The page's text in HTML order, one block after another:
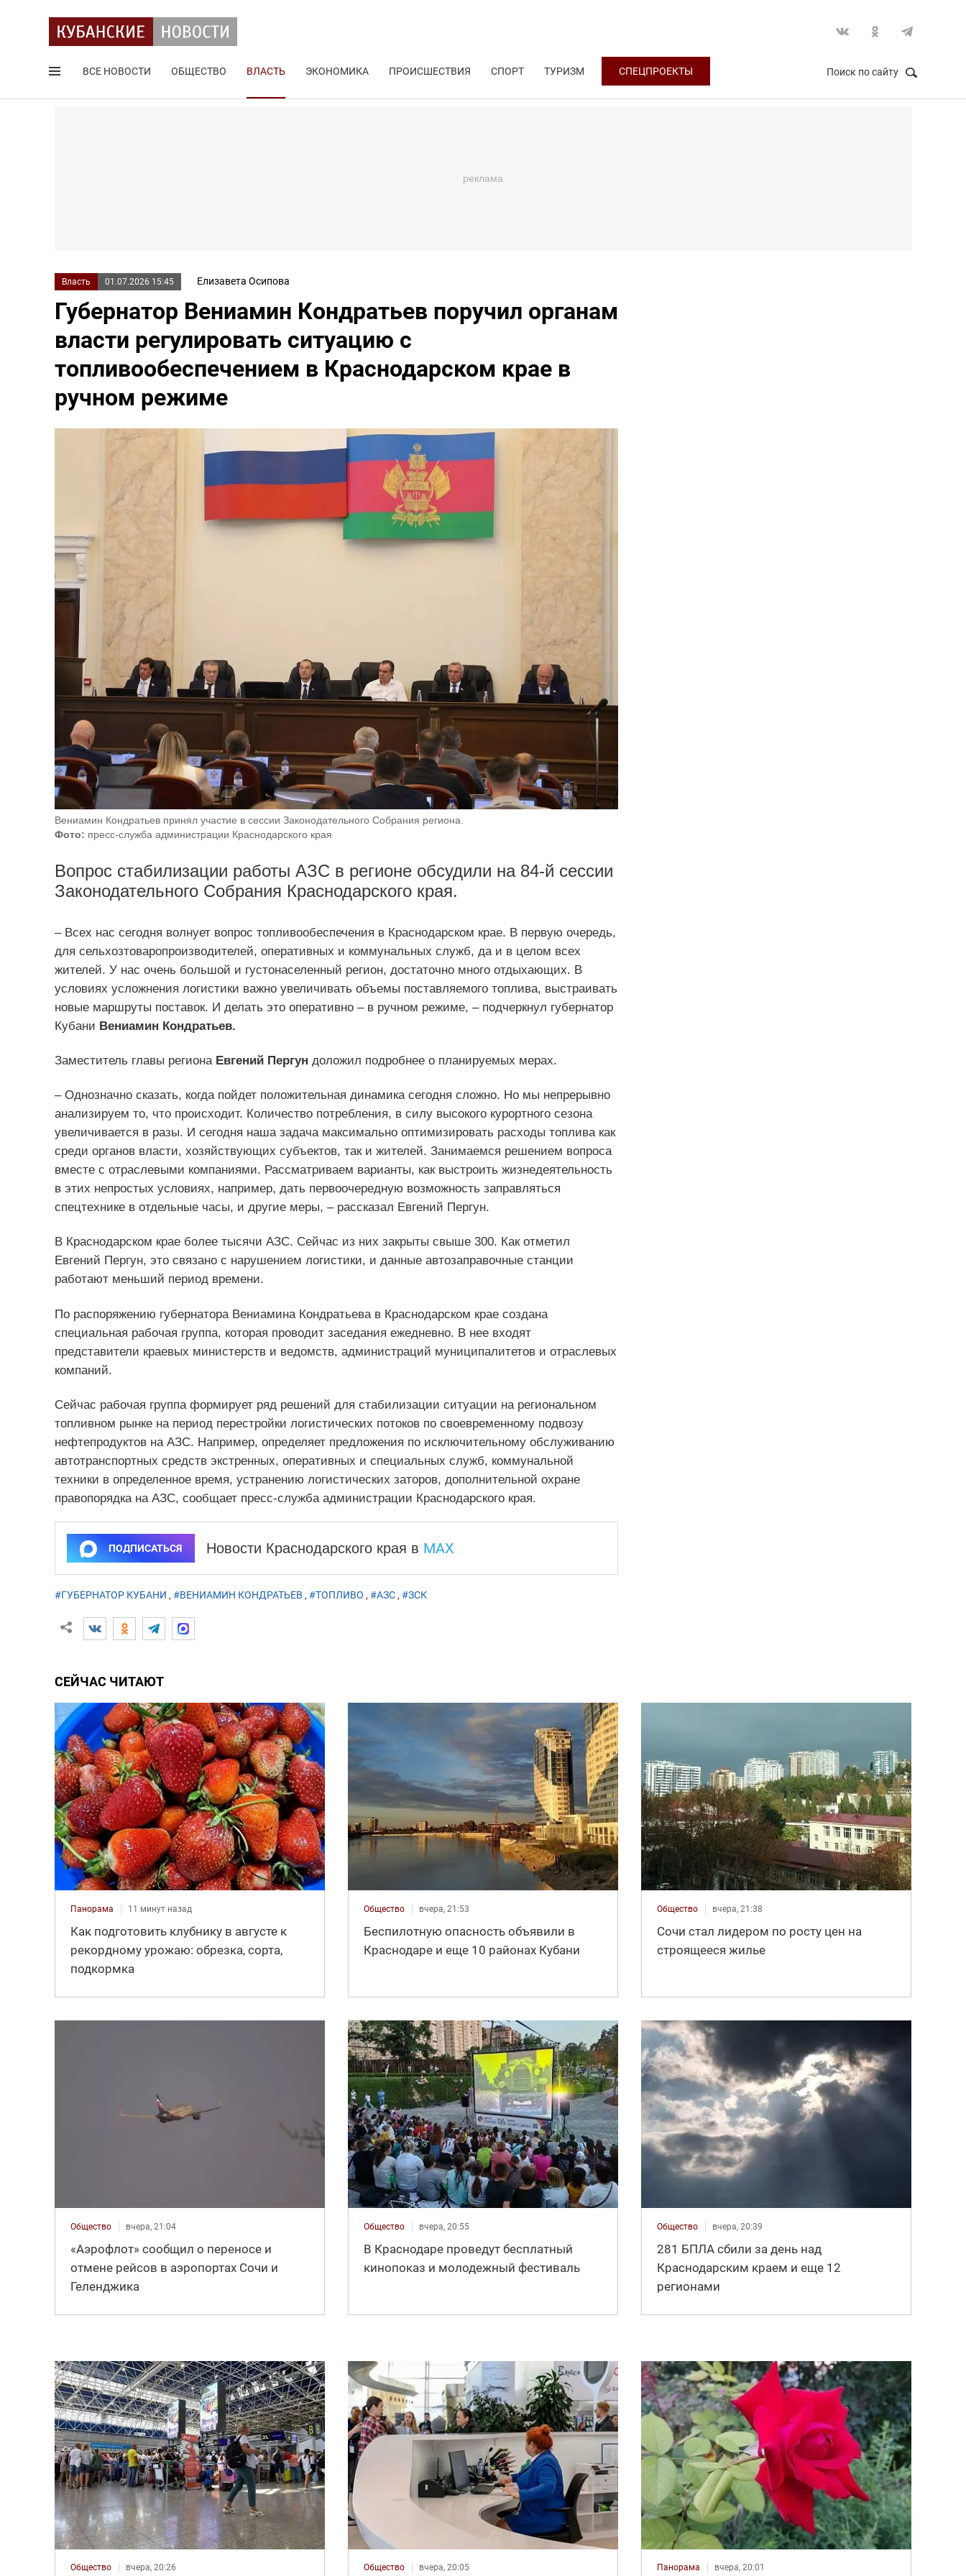
ВСЕ НОВОСТИ ОБЩЕСТВО ВЛАСТЬ ЭКОНОМИКА ПРОИСШЕСТВИЯ СПОРТ ТУРИЗМ СПЕЦПРОЕКТЫ Поиск по сайту
Власть 01.07.2026 15:45 Елизавета Осипова
Губернатор Вениамин Кондратьев поручил органам
власти регулировать ситуацию с
топливообеспечением в Краснодарском крае в
ручном режиме
Вениамин Кондратьев принял участие в сессии Законодательного Собрания региона.
Фото: пресс-служба администрации Краснодарского края
Вопрос стабилизации работы АЗС в регионе обсудили на 84-й сессии
Законодательного Собрания Краснодарского края.
– Всех нас сегодня волнует вопрос топливообеспечения в Краснодарском крае. В первую очередь,
для сельхозтоваропроизводителей, оперативных и коммунальных служб, да и в целом всех
жителей. У нас очень большой и густонаселенный регион, достаточно много отдыхающих. В
условиях усложнения логистики важно увеличивать объемы поставляемого топлива, выстраивать
новые маршруты поставок. И делать это оперативно – в ручном режиме, – подчеркнул губернатор
Кубани Вениамин Кондратьев.
Заместитель главы регионаЕвгений Пергун доложил подробнее о планируемых мерах.
– Однозначно сказать, когда пойдет положительная динамика сегодня сложно. Но мы непрерывно
анализируем то, что происходит. Количество потребления, в силу высокого курортного сезона
увеличивается в разы. И сегодня наша задача максимально оптимизировать расходы топлива как
среди органов власти, хозяйствующих субъектов, так и жителей. Занимаемся решением вопроса
вместе с отраслевыми компаниями. Рассматриваем варианты, как выстроить жизнедеятельность
в этих непростых условиях, например, дать первоочередную возможность заправляться
спецтехнике в отдельные часы, и другие меры, – рассказал Евгений Пергун.
В Краснодарском крае более тысячи АЗС. Сейчас из них закрыты свыше 300. Как отметил
Евгений Пергун, это связано с нарушением логистики, и данные автозаправочные станции
работают меньший период времени.
По распоряжению губернатора Вениамина Кондратьева в Краснодарском крае создана
специальная рабочая группа, которая проводит заседания ежедневно. В нее входят
представители краевых министерств и ведомств, администраций муниципалитетов и отраслевых
компаний.
Сейчас рабочая группа формирует ряд решений для стабилизации ситуации на региональном
топливном рынке на период перестройки логистических потоков по своевременному подвозу
нефтепродуктов на АЗС. Например, определяет предложения по исключительному обслуживанию
автотранспортных средств экстренных, оперативных и специальных служб, коммунальной
техники в определенное время, устранению логистических заторов, дополнительной охране
правопорядка на АЗС, сообщает пресс-служба администрации Краснодарского края.
ПОДПИСАТЬСЯ Новости Краснодарского края в MAX
#ГУБЕРНАТОР КУБАНИ , #ВЕНИАМИН КОНДРАТЬЕВ , #ТОПЛИВО , #АЗС, #ЗСК
СЕЙЧАС ЧИТАЮТ
Панорама 11 минут назад
Как подготовить клубнику в августе к
рекордному урожаю: обрезка, сорта,
подкормка
Общество вчера, 21:53
Беспилотную опасность объявили в
Краснодаре и еще 10 районах Кубани
Общество вчера, 21:38
Сочи стал лидером по росту цен на
строящееся жилье
Общество вчера, 21:04
«Аэрофлот» сообщил о переносе и
отмене рейсов в аэропортах Сочи и
Геленджика
Общество вчера, 20:55
В Краснодаре проведут бесплатный
кинопоказ и молодежный фестиваль
Общество вчера, 20:39
281 БПЛА сбили за день над
Краснодарским краем и еще 12
регионами
Общество вчера, 20:26 Общество вчера, 20:05 Панорама вчера, 20:01